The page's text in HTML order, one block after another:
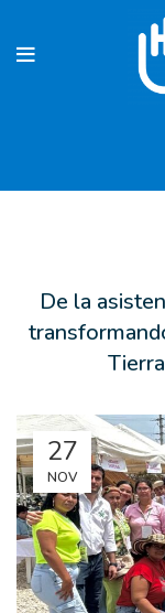
De la
27
NOV